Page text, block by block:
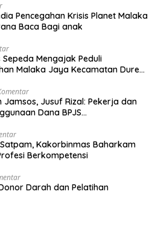
Pencegahan Krisis Planet Malaka
Baca Bagi anak
Mengajak Peduli
Malaka Jaya Kecamatan Duren
Jusuf Rizal: Pekerja dan
Dana BPJS
Satpam, Kakorbinmas Baharkam
Berkompetensi
Darah dan Pelatihan